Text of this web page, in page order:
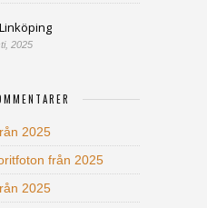
2025
2025
från 2025
2025